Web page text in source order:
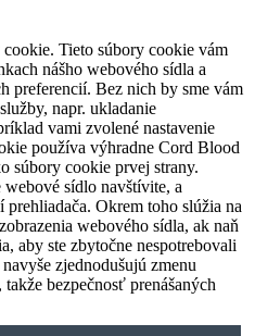
Tieto súbory cookie vám
nášho webového sídla a
preferencií. Bez nich by sme vám
napr. ukladanie
vami zvolené nastavenie
používa výhradne Cord Blood
súbory cookie prvej strany.
sídlo navštívite, a
Okrem toho slúžia na
webového sídla, ak naň
aby ste zbytočne nespotrebovali
zjednodušujú zmenu
bezpečnosť prenášaných